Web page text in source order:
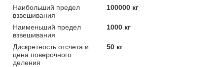
Наибольший предел
взвешивания
100000 кг
Наименьший предел
взвешивания
1000 кг
Дискретность отсчета и
цена поверочного
деления
50 кг